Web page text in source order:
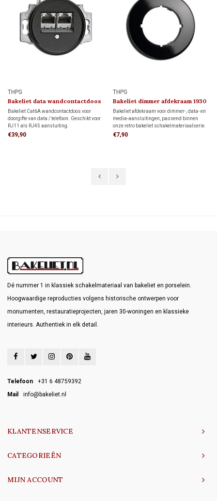
THPG
Bakeliet data wandcontactdoos
2 x RJ45
Bakeliet Cat6A wandcontactdoos voor
doorgifte van data / telefoon. Geschikt voor
RJ11 als RJ45 aansluiting.
€39,90
THPG
Bakeliet dimmer afdekraam 1930
Bakeliet afdekraam voor dimmer-, data- en
media-aansluitingen, passend binnen
onze retro bakeliet schakelmateriaalserie.
Uitgevoerd in zwart voor een authentieke
€7,90
Dé nummer 1 in klassiek schakelmateriaal van bakeliet en porselein.
Hoogwaardige reproducties volgens historische ontwerpen voor
monumenten, restauratieprojecten, jaren 30-woningen en klassieke
interieurs. Authentiek in elk detail.
Telefoon
+31 6 48759392
Mail
info@bakeliet.nl
KLANTENSERVICE
CATEGORIEËN
MIJN ACCOUNT